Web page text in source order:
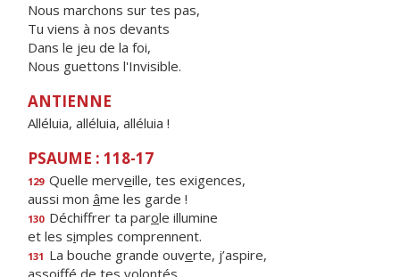
Nous marchons sur tes pas,
Tu viens à nos devants
Dans le jeu de la foi,
Nous guettons l'Invisible.
ANTIENNE
Alléluia, alléluia, alléluia !
PSAUME : 118-17
129 Quelle merveille, tes exigences,
aussi mon âme les garde !
130 Déchiffrer ta parole illumine
et les simples comprennent.
131 La bouche grande ouverte, j’aspire,
assoiffé de tes volontés.